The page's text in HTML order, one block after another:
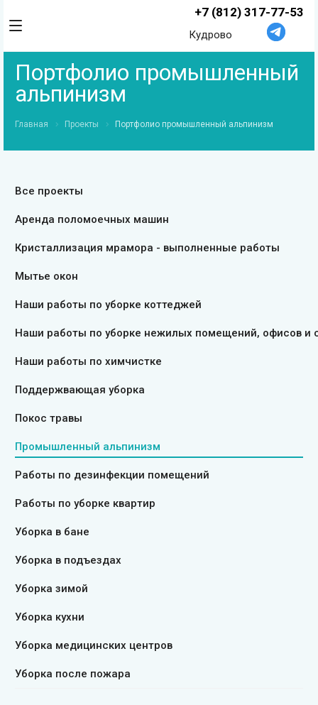
+7 (812) 317-77-53
Кудрово
Портфолио промышленный
альпинизм
Главная Проекты Портфолио промышленный альпинизм
Все проекты
Аренда поломоечных машин
Кристаллизация мрамора - выполненные работы
Мытье окон
Наши работы по уборке коттеджей
Наши работы по уборке нежилых помещений, офисов и
Наши работы по химчистке
Поддержвающая уборка
Покос травы
Промышленный альпинизм
Работы по дезинфекции помещений
Работы по уборке квартир
Уборка в бане
Уборка в подъездах
Уборка зимой
Уборка кухни
Уборка медицинских центров
Уборка после пожара